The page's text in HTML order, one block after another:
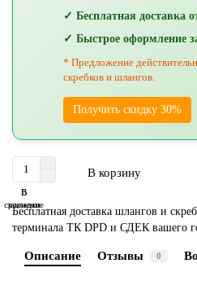
✓ Бесплатная доставка
✓ Быстрое оформление
* Предложение
скребков и шлангов.
Получить скидку 30%
В корзину
В
закладки
В
сравнение
Бесплатная доставка шлангов и
терминала ТК DPD и СДЕК вашего
Описание Отзывы 0